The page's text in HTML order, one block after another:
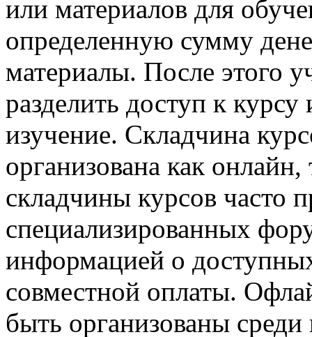
или материалов для
определенную сумму
материалы. После этого
разделить доступ к
изучение. Складчина
организована как
складчины курсов часто
специализированных
информацией о
совместной оплаты.
быть организованы